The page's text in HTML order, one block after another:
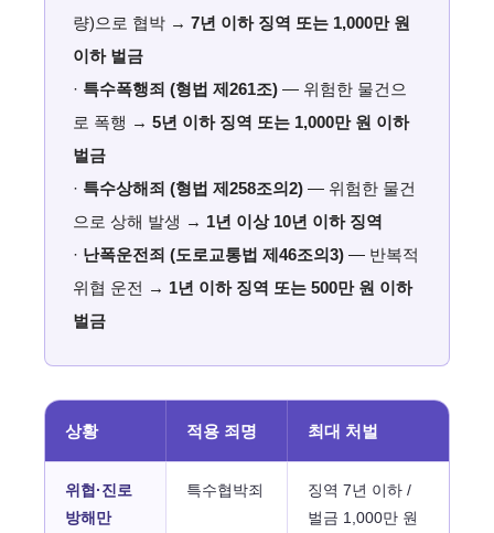
량)으로 협박 → 7년 이하 징역 또는 1,000만 원
이하 벌금
· 특수폭행죄 (형법 제261조) — 위험한 물건으
로 폭행 → 5년 이하 징역 또는 1,000만 원 이하
벌금
· 특수상해죄 (형법 제258조의2) — 위험한 물건
으로 상해 발생 → 1년 이상 10년 이하 징역
· 난폭운전죄 (도로교통법 제46조의3) — 반복적
위협 운전 → 1년 이하 징역 또는 500만 원 이하
벌금
상황 적용 죄명 최대 처벌
위협·진로
방해만
특수협박죄
징역 7년 이하 /
벌금 1,000만 원